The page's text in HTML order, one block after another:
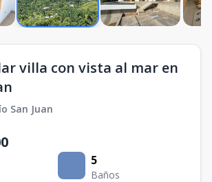
villa con vista al mar en
San Juan
5
Baños